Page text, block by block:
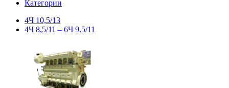
Категории
4Ч 10,5/13
4Ч 8,5/11 – 6Ч 9.5/11